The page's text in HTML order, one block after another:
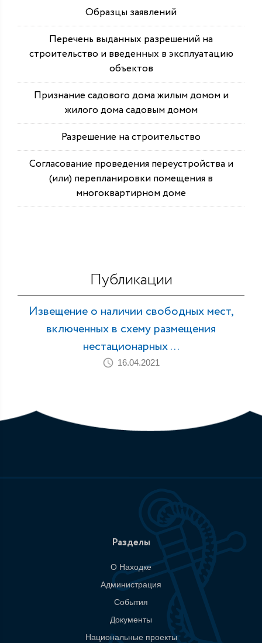
Образцы заявлений
Перечень выданных разрешений на
строительство и введенных в эксплуатацию
объектов
Признание садового дома жилым домом и
жилого дома садовым домом
Разрешение на строительство
Согласование проведения переустройства и
(или) перепланировки помещения в
многоквартирном доме
Публикации
Извещение о наличии свободных мест,
включенных в схему размещения
нестационарных ...
16.04.2021
Разделы
О Находке
Администрация
События
Документы
Национальные проекты